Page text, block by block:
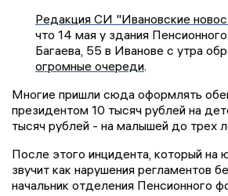
Редакция СИ "Ивановские
что 14 мая у здания
Багаева, 55 в Иванове с утра
огромные очереди.
Многие пришли сюда оформлять
президентом 10 тысяч рублей на
тысяч рублей - на малышей до трех
После этого инцидента, который на
звучит как нарушения регламентов
начальник отделения Пенсионного